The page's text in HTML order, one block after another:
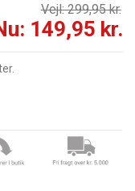
Vejl: 299,95 kr.
149,95 kr.